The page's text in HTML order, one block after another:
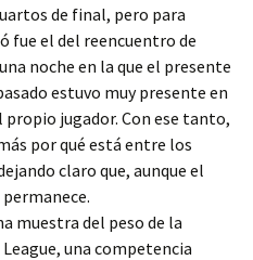
de final, pero para
fue el del reencuentro de
noche en la que el presente
estuvo muy presente en
propio jugador. Con ese tanto,
por qué está entre los
claro que, aunque el
muestra del peso de la
una competencia